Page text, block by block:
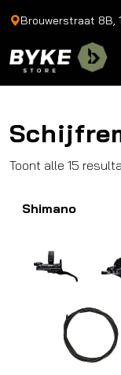
Brouwerstraat 8B,
Toont alle 15
Shimano